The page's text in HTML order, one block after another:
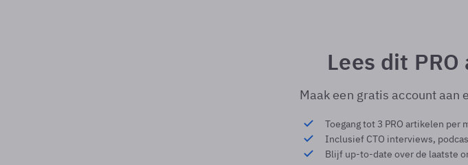
Lees dit
Maak een gratis account aan
Toegang tot 3 PRO artikelen per
Inclusief CTO interviews,
Blijf up-to-date over de laatste